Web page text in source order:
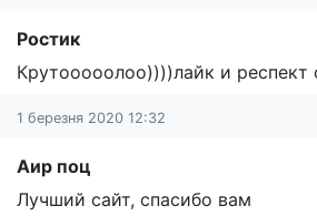
Ростик
Крутооооолоо))))лайк и респект
1 березня 2020 12:32
Аир поц
Лучший сайт, спасибо вам